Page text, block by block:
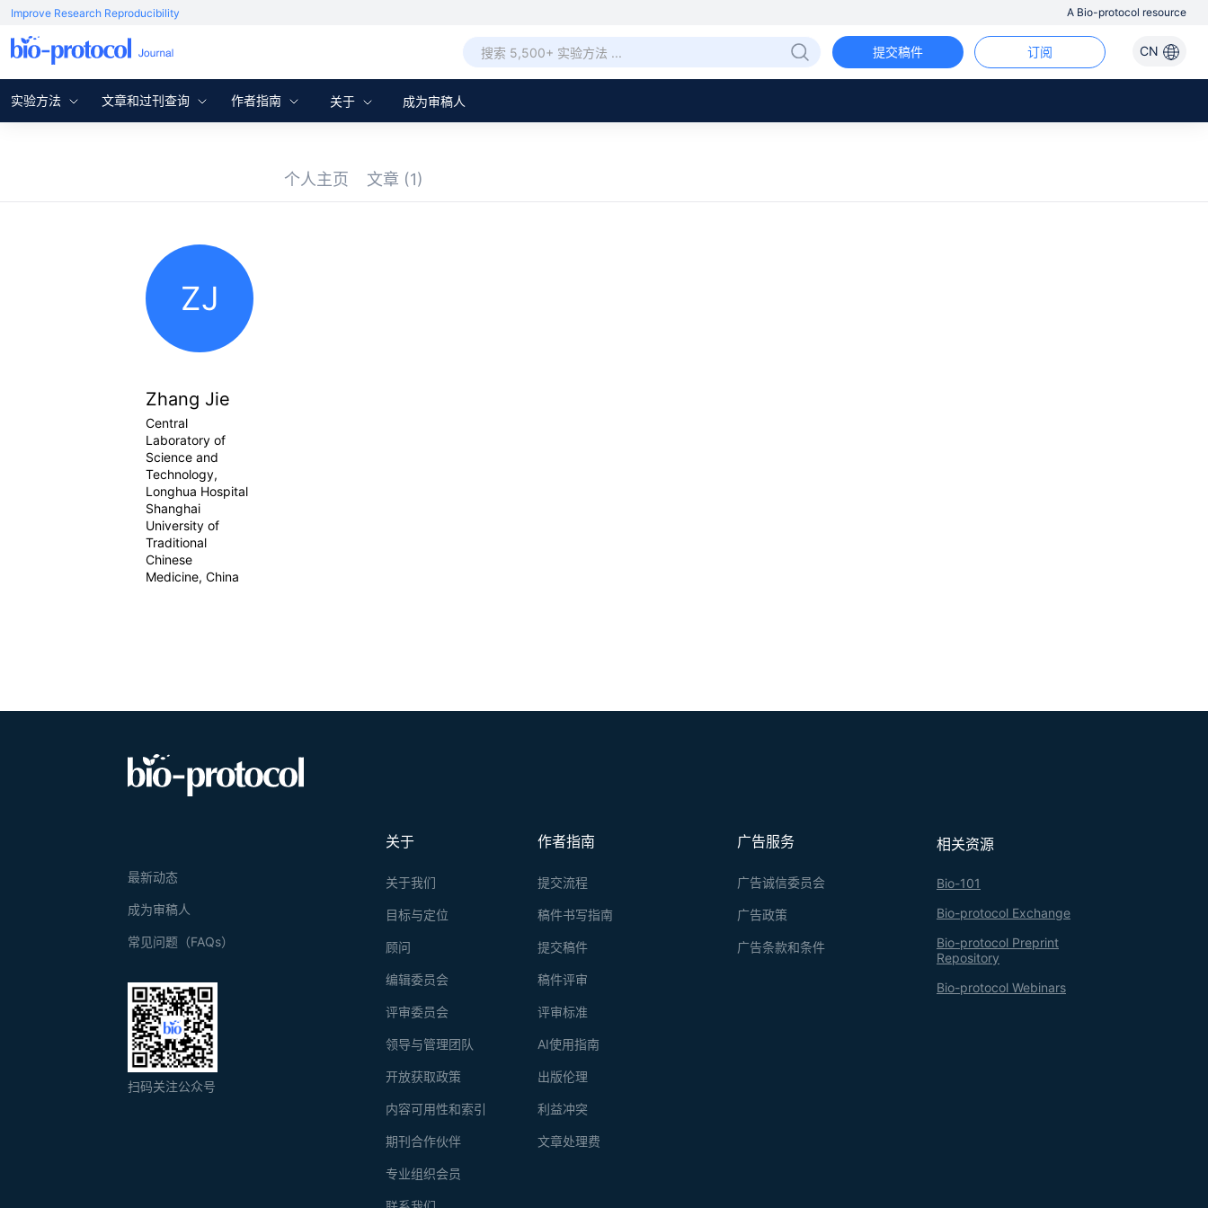
Improve Research Reproducibility A Bio-protocol resource
CN
订阅
提交稿件
实验方法 文章和过刊查询 作者指南 关于 成为审稿人
个人主页 文章 (1)
ZJ
Zhang Jie
Central
Laboratory of
Science and
Technology,
Longhua Hospital
Shanghai
University of
Traditional
Chinese
Medicine, China
相关资源
Bio-101
Bio-protocol Exchange
Bio-protocol Preprint
Repository
Bio-protocol Webinars
广告服务
广告诚信委员会
广告政策
广告条款和条件
作者指南
提交流程
稿件书写指南
提交稿件
稿件评审
评审标准
AI使用指南
出版伦理
利益冲突
文章处理费
关于
关于我们
目标与定位
顾问
编辑委员会
评审委员会
领导与管理团队
开放获取政策
内容可用性和索引
期刊合作伙伴
专业组织会员
最新动态
成为审稿人
常见问题（FAQs）
扫码关注公众号